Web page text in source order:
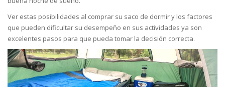
Ver estas posibilidades al comprar su saco de dormir y los factores
que pueden dificultar su desempeño en sus actividades ya son
excelentes pasos para que pueda tomar la decisión correcta.